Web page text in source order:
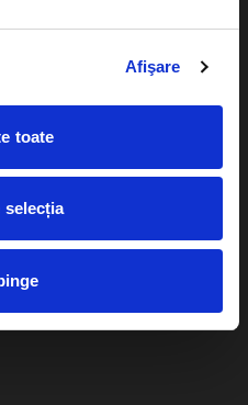
Afişare
toate
selecția
online sau cash
prin curier
bilete